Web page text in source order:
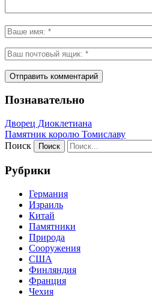
Познавательно
Дворец Диоклетиана
Памятник королю Томиславу
Поиск
Рубрики
Германия
Израиль
Китай
Памятники
Природа
Сооружения
США
Финляндия
Франция
Чехия